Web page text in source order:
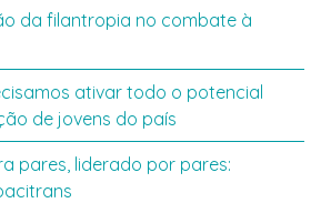
da filantropia no combate à
ativar todo o potencial
de jovens do país
pares, liderado por pares: